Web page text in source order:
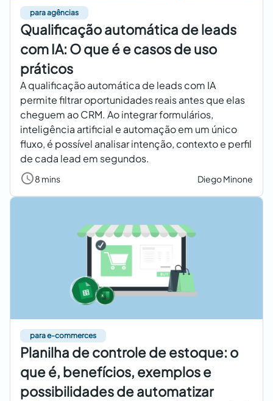
para agências
Qualificação automática de leads
com IA: O que é e casos de uso
práticos
A qualificação automática de leads com IA
permite filtrar oportunidades reais antes que elas
cheguem ao CRM. Ao integrar formulários,
inteligência artificial e automação em um único
fluxo, é possível analisar intenção, contexto e perfil
de cada lead em segundos.
8 mins Diego Minone
para e-commerces
Planilha de controle de estoque: o
que é, benefícios, exemplos e
possibilidades de automatizar